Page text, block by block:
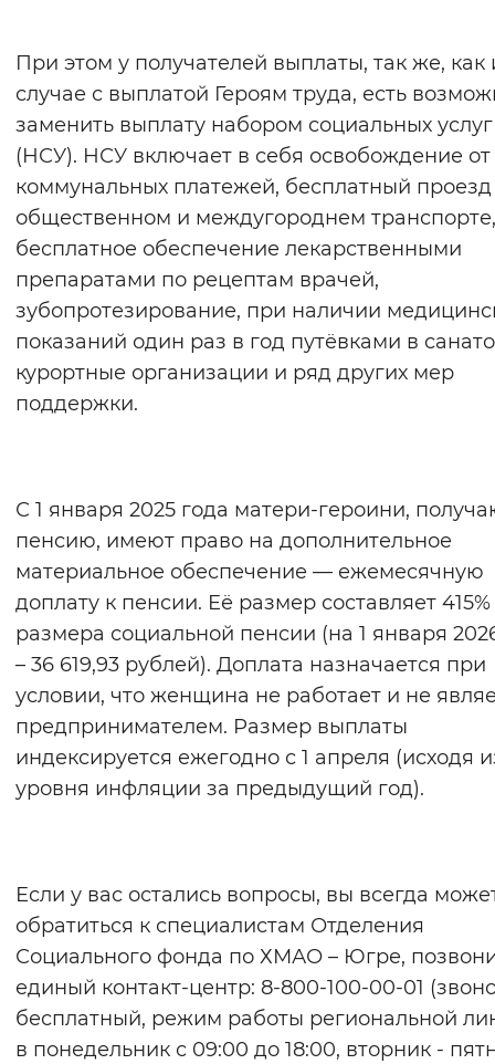
При этом у получателей выплаты, так же, как
случае с выплатой Героям труда, есть
заменить выплату набором социальных услуг
(НСУ). НСУ включает в себя освобождение от
коммунальных платежей, бесплатный проезд
общественном и междугороднем транспорте,
бесплатное обеспечение лекарственными
препаратами по рецептам врачей,
зубопротезирование, при наличии
показаний один раз в год путёвками в
курортные организации и ряд других мер
поддержки.
С 1 января 2025 года матери-героини,
пенсию, имеют право на дополнительное
материальное обеспечение — ежемесячную
доплату к пенсии. Её размер составляет 415%
размера социальной пенсии (на 1 января
– 36 619,93 рублей). Доплата назначается при
условии, что женщина не работает и не
предпринимателем. Размер выплаты
индексируется ежегодно с 1 апреля (исходя
уровня инфляции за предыдущий год).
Если у вас остались вопросы, вы всегда
обратиться к специалистам Отделения
Социального фонда по ХМАО – Югре,
единый контакт-центр: 8-800-100-00-01
бесплатный, режим работы региональной
в понедельник с 09:00 до 18:00, вторник -